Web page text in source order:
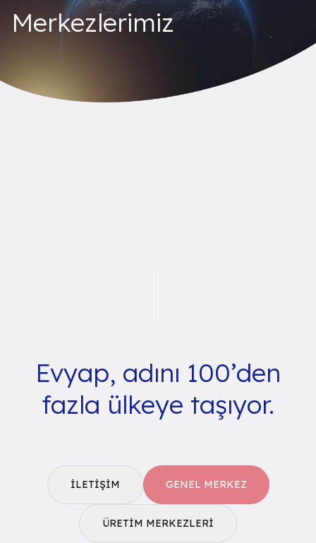
Merkezlerimiz
Evyap, adını 100’den
fazla ülkeye taşıyor.
İLETIŞIM GENEL MERKEZ
ÜRETIM MERKEZLERI